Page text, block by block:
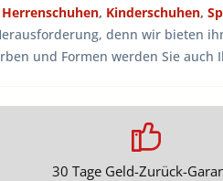
Herrenschuhen, Kinderschuhen,
denn wir bieten
und Formen werden Sie
30 Tage Geld-Zurück-